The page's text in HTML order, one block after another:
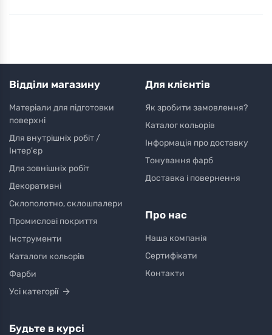
Відділи магазину
Матеріали для підготовки
поверхні
Для внутрішніх робіт /
Інтер'єр
Для зовнішніх робіт
Декоративні
Склополотно, склошпалери
Промислові покриття
Інструменти
Каталоги кольорів
Фарби
Усі категорії
Для клієнтів
Як зробити замовлення?
Каталог кольорів
Інформація про доставку
Тонування фарб
Доставка і повернення
Про нас
Наша компанія
Сертифікати
Контакти
Будьте в курсі